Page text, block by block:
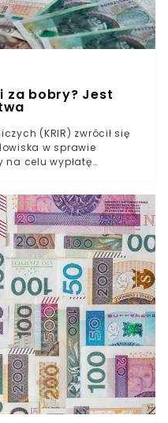
za bobry? Jest
(KRIR) zwrócił się
w sprawie
na celu wypłatę
maja bieżącego
Izby Rolniczej
Środowiska Michała
wspomnianych wyżej